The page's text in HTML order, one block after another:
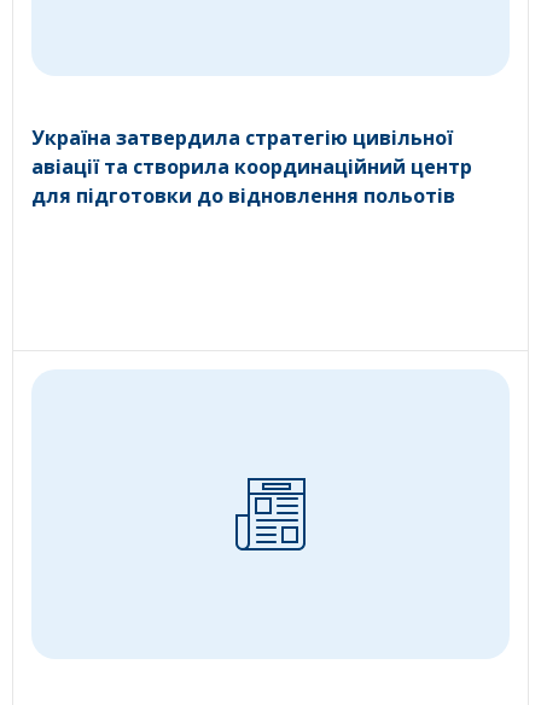
Україна затвердила стратегію цивільної
авіації та створила координаційний центр
для підготовки до відновлення польотів